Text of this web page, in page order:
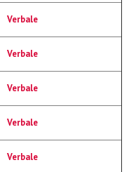
Verbale
Verbale
Verbale
Verbale
Verbale